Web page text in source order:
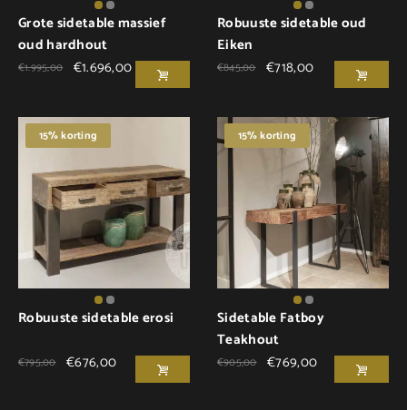
Grote sidetable massief
oud hardhout
€1.995,00 €1.696,00
Robuuste sidetable oud
Eiken
€845,00 €718,00
15% korting
Robuuste sidetable erosi
€795,00 €676,00
15% korting
Sidetable Fatboy
Teakhout
€905,00 €769,00